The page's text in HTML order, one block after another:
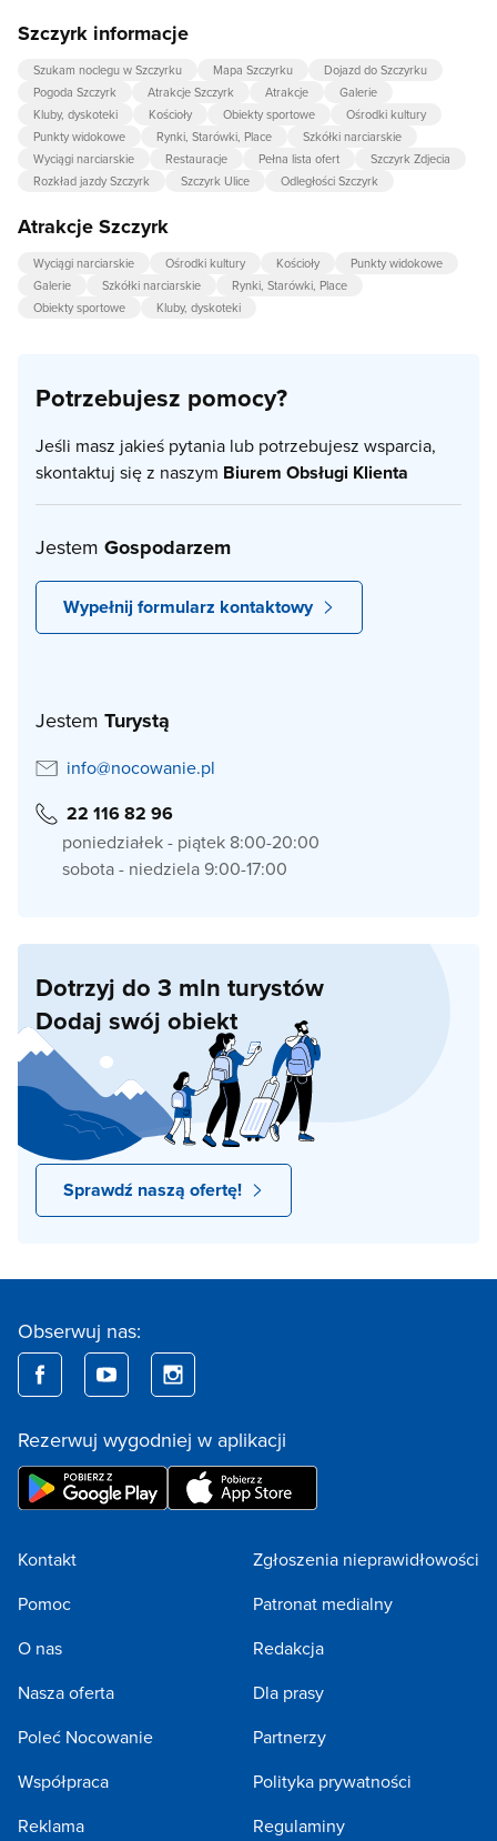
Szczyrk informacje
Szukam noclegu w Szczyrku Mapa Szczyrku
Dojazd do Szczyrku
Pogoda Szczyrk
Atrakcje Szczyrk Atrakcje
Galerie
Kluby, dyskoteki
Kościoły Obiekty sportowe
Ośrodki kultury
Punkty widokowe
Rynki, Starówki, Place
Szkółki narciarskie
Wyciągi narciarskie
Restauracje Pełna lista ofert
Szczyrk Zdjecia
Rozkład jazdy Szczyrk
Szczyrk Ulice Odległości Szczyrk
Atrakcje Szczyrk
Wyciągi narciarskie Ośrodki kultury Kościoły
Punkty widokowe
Galerie
Szkółki narciarskie
Rynki, Starówki, Place
Obiekty sportowe
Kluby, dyskoteki
Potrzebujesz pomocy?
Jeśli masz jakieś pytania lub potrzebujesz wsparcia,
skontaktuj się z naszym Biurem Obsługi Klienta
Jestem Gospodarzem
Wypełnij formularz kontaktowy
Jestem Turystą
info@nocowanie.pl
22 116 82 96
poniedziałek - piątek 8:00-20:00
sobota - niedziela 9:00-17:00
Dotrzyj do 3 mln turystów
Dodaj swój obiekt
Sprawdź naszą ofertę!
Obserwuj nas:
Rezerwuj wygodniej w aplikacji
Kontakt
Pomoc
O nas
Nasza oferta
Poleć Nocowanie
Współpraca
Reklama
Zgłoszenia nieprawidłowości
Patronat medialny
Redakcja
Dla prasy
Partnerzy
Polityka prywatności
Regulaminy